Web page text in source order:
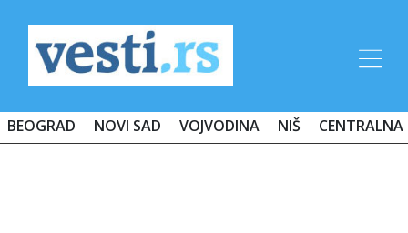
BEOGRAD NOVI SAD VOJVODINA NIŠ CENTRALNA